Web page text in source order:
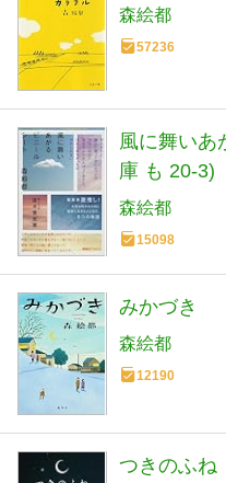
森絵都
57236
風に舞いあ
庫 も 20-3)
森絵都
15098
みかづき
森絵都
12190
つきのふね